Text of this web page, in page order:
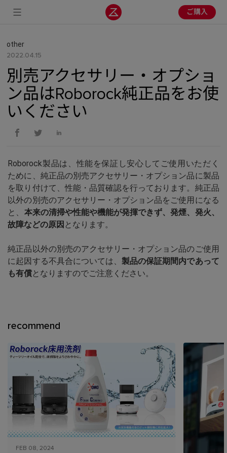
ご購入
other
2022.04.15
別売アクセサリー・オプショ
ン品はRoborock純正品をお使
いください
Roborock製品は、性能を保証し安心してご使用いただく
ために、 純正品の別売アクセサリー・オプション品に製品
を取り付けて、性能・品質確認を行っております。純正品
以外の別売のアクセサリー・オプション品をご使用になる
と、 本来の清掃や性能や機能が発揮できず、発煙、発火、
故障などの原因 となります。
純正品以外の別売のアクセサリー・オプション品のご使用
に起因する不具合については、製品の保証期間内であって
も有償となりますのでご注意ください。
recommend
FEB 08, 2024